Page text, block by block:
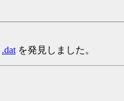
.datを発見しました。